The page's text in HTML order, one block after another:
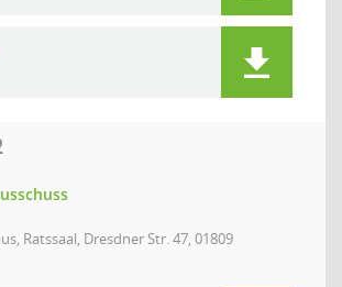
Ratssaal, Dresdner Str. 47, 01809